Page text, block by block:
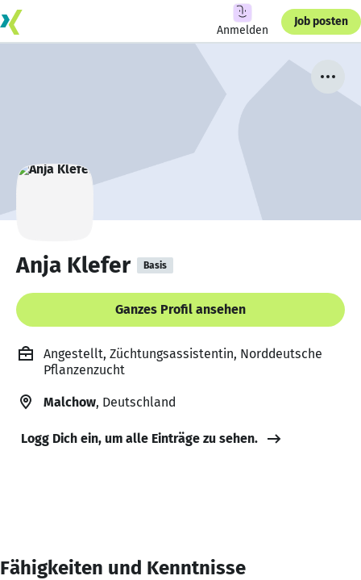
Anmelden
Job posten
Anja Klefer Basis
Ganzes Profil ansehen
Angestellt, Züchtungsassistentin, Norddeutsche
Pflanzenzucht
Malchow, Deutschland
Logg Dich ein, um alle Einträge zu sehen.
Fähigkeiten und Kenntnisse